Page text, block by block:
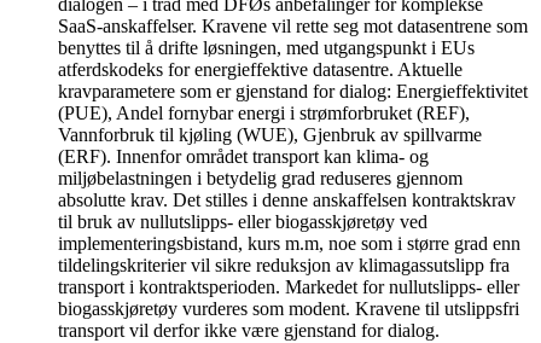
dialogen – i tråd med DFØs anbefalinger for komplekse
SaaS-anskaffelser. Kravene vil rette seg mot datasentrene som
benyttes til å drifte løsningen, med utgangspunkt i EUs
atferdskodeks for energieffektive datasentre. Aktuelle
kravparametere som er gjenstand for dialog: Energieffektivitet
(PUE), Andel fornybar energi i strømforbruket (REF),
Vannforbruk til kjøling (WUE), Gjenbruk av spillvarme
(ERF). Innenfor området transport kan klima- og
miljøbelastningen i betydelig grad reduseres gjennom
absolutte krav. Det stilles i denne anskaffelsen kontraktskrav
til bruk av nullutslipps- eller biogasskjøretøy ved
implementeringsbistand, kurs m.m, noe som i større grad enn
tildelingskriterier vil sikre reduksjon av klimagassutslipp fra
transport i kontraktsperioden. Markedet for nullutslipps- eller
biogasskjøretøy vurderes som modent. Kravene til utslippsfri
transport vil derfor ikke være gjenstand for dialog.